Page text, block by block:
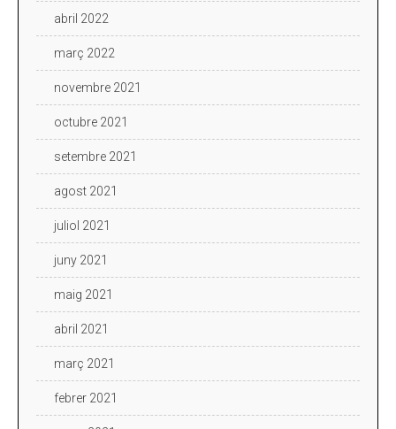
abril 2022
març 2022
novembre 2021
octubre 2021
setembre 2021
agost 2021
juliol 2021
juny 2021
maig 2021
abril 2021
març 2021
febrer 2021